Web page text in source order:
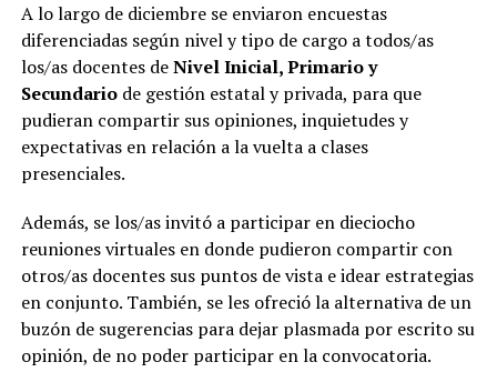
A lo largo de diciembre se enviaron encuestas
diferenciadas según nivel y tipo de cargo a todos/as
los/as docentes deNivel Inicial, Primario y
Secundariode gestión estatal y privada, para que
pudieran compartir sus opiniones, inquietudes y
expectativas en relación a la vuelta a clases
presenciales.
Además, se los/as invitó a participar en dieciocho
reuniones virtuales en donde pudieron compartir con
otros/as docentes sus puntos de vista e idear estrategias
en conjunto. También, se les ofreció la alternativa de un
buzón de sugerencias para dejar plasmada por escrito su
opinión, de no poder participar en la convocatoria.